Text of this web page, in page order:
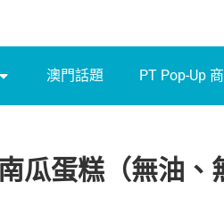
澳門話題 PT Pop-Up
瓜蛋糕（無油、